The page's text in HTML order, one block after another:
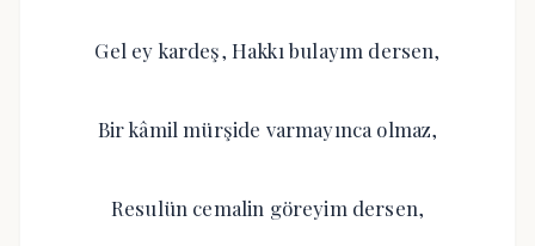
Gel ey kardeş, Hakkı bulayım dersen,
Bir kâmil mürşide varmayınca olmaz,
Resulün cemalin göreyim dersen,